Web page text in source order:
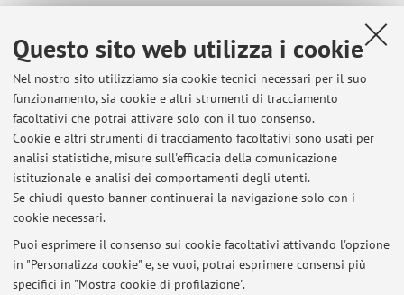
Questo sito web utilizza i cookie
Nel nostro sito utilizziamo sia cookie tecnici necessari per il suo
funzionamento, sia cookie e altri strumenti di tracciamento
facoltativi che potrai attivare solo con il tuo consenso.
Cookie e altri strumenti di tracciamento facoltativi sono usati per
analisi statistiche, misure sull'efficacia della comunicazione
istituzionale e analisi dei comportamenti degli utenti.
Se chiudi questo banner continuerai la navigazione solo con i
cookie necessari.
Puoi esprimere il consenso sui cookie facoltativi attivando l'opzione
in "Personalizza cookie" e, se vuoi, potrai esprimere consensi più
specifici in "Mostra cookie di profilazione".
Contenuti utili
Al momento non sono presenti contenuti.
Ultimi avvisi
Al momento non sono presenti avvisi.